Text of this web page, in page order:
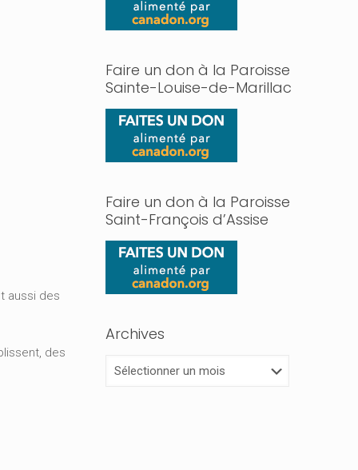
aussi des
des
Faire un don à la Paroisse
Sainte-Louise-de-Marillac
Faire un don à la Paroisse
Saint-François d’Assise
Archives
Archives